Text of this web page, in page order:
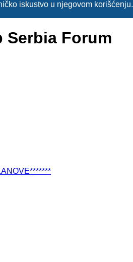
iskustvo u njegovom korišćenju.
Serbia Forum